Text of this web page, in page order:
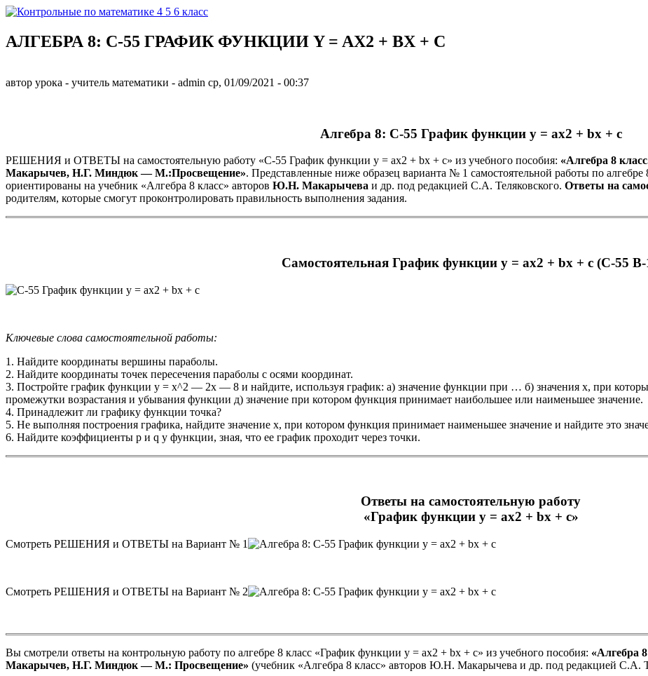
Перейти к основному содержанию
Контрольные
АЛГЕБРА 8: С-55 ГРАФИК ФУНКЦИИ Y = AX2 + BX + C
автор урока - учитель математики - admin ср, 01/09/2021 - 00:37
Алгебра 8: С-55 График функции y = ax2 + bx + c
РЕШЕНИЯ и ОТВЕТЫ на самостоятельную работу «С-55 График функции y = ax2 + bx + c» из учебного пособия: «Алгебра 8
Макарычев, Н.Г. Миндюк — М.:Просвещение». Представленные ниже образец варианта № 1 самостоятельной работы по алгебре
ориентированы на учебник «Алгебра 8 класс» авторов Ю.Н. Макарычева и др. под редакцией С.А. Теляковского. Ответы на
родителям, которые смогут проконтролировать правильность выполнения задания.
Самостоятельная График функции y = ax2 + bx + c (С-55 В-
Ключевые слова самостоятельной работы:
1. Найдите координаты вершины параболы.
2. Найдите координаты точек пересечения параболы с осями координат.
3. Постройте график функции у = х^2 — 2х — 8 и найдите, используя график: а) значение функции при … б) значения х, при
промежутки возрастания и убывания функции д) значение при котором функция принимает наибольшее или наименьшее значение.
4. Принадлежит ли графику функции точка?
5. Не выполняя построения графика, найдите значение х, при котором функция принимает наименьшее значение и найдите это
6. Найдите коэффициенты р и q у функции, зная, что ее график проходит через точки.
Ответы на самостоятельную работу
«График функции y = ax2 + bx + c»
Смотреть РЕШЕНИЯ и ОТВЕТЫ на Вариант № 1
Смотреть РЕШЕНИЯ и ОТВЕТЫ на Вариант № 2
Вы смотрели ответы на контрольную работу по алгебре 8 класс «График функции y = ax2 + bx + c» из учебного пособия: «Алгебра
Макарычев, Н.Г. Миндюк — М.: Просвещение» (учебник «Алгебра 8 класс» авторов Ю.Н. Макарычева и др. под редакцией С.А.